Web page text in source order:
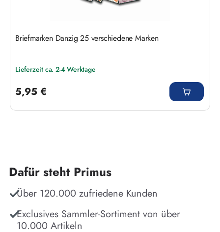
Briefmarken Danzig 25 verschiedene Marken
Lieferzeit ca. 2-4 Werktage
5,95 €
Dafür steht Primus
Über 120.000 zufriedene Kunden
Exclusives Sammler-Sortiment von über
10.000 Artikeln